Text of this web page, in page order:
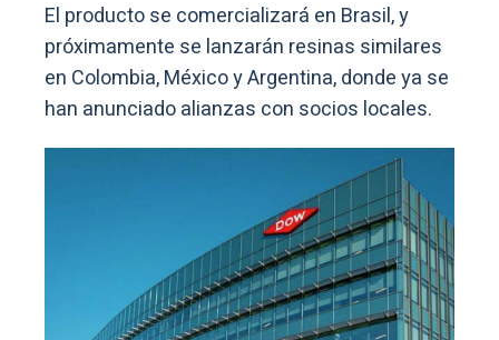
El producto se comercializará en Brasil, y
próximamente se lanzarán resinas similares
en Colombia, México y Argentina, donde ya se
han anunciado alianzas con socios locales.